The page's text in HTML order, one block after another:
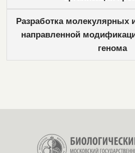
Разработка молекулярных
направленной
генома